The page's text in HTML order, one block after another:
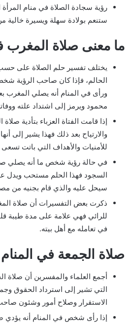
رؤية سجادة الصلاة في منام المرأة
ستنعم بولادة سهلة ويسيرة خالية
ما معنى صلاة المغرب
يختلف تفسير حلم الصلاة على حسب
الحالم، فإذا كان صاحب الرؤية
ورأى في المنام أنه يصلي المغرب
محمود ويرمز إلى اشتداد علته
إذا قامت الفتاة العزباء بتأدية
والارتياح بعد ذلك فهذا يشير إلى
للأمنيات والأهداف التي باتت تسعى
في حالة رؤية شخص ما أنه يصلي
السجود فهذا الحلم مستحب ويدل
سيحل عليه والذي قام بجنيه من
ذكرت بعض التفسيرات أن صلاة
للرائي فهي علامة على مدة طيبة
في تعامله مع أهل بيته.
صلاة الجمعة في المنام
أجمع العلماء والمفسرين أن صلاة
التي تشير إلى استرداد الحقوق
الاستقرار وصلاح أمور وشئون
إذا رأى شخص في المنام أنه يؤدي